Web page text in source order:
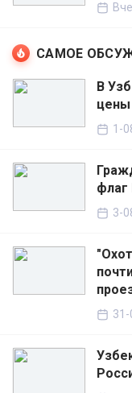
САМОЕ
В
цены
1-
флаг
3-
31-